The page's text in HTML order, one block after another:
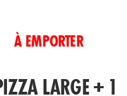
À EMPORTER
LARGE + 1